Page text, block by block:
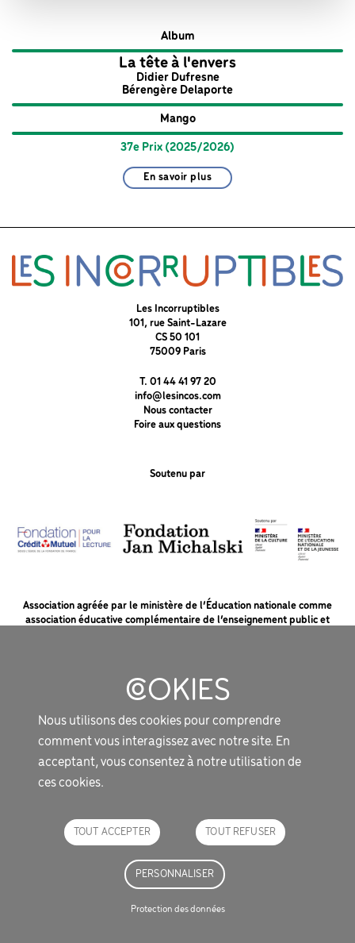
Nous utilisons des cookies pour comprendre
comment vous interagissez avec notre site. En
acceptant, vous consentez à notre utilisation de
ces cookies.
TOUT ACCEPTER TOUT REFUSER
PERSONNALISER
Protection des données
Album
La tête à l'envers
Didier Dufresne
Bérengère Delaporte
Mango
37e Prix (2025/2026)
En savoir plus
Les Incorruptibles
101, rue Saint-Lazare
CS 50 101
75009 Paris
T. 01 44 41 97 20
info@lesincos.com
Nous contacter
Foire aux questions
Soutenu par
Association agréée par le ministère de l’Éducation nationale comme
association éducative complémentaire de l’enseignement public et
PROTECTION DES DONNÉES
SOUTIENS ET PARTENAIRES
LES INCOS EN DIRECT
GESTION DES COOKIES